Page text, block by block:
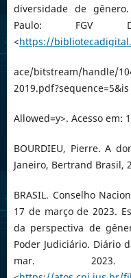
diversidade de
Paulo: FGV
<https://
ace/bitstream/handle/
2019.pdf?sequence=5&is
Allowed=y>. Acesso em:
BOURDIEU, Pierre. A
Janeiro, Bertrand Brasil,
BRASIL. Conselho
17 de março de 2023.
da perspectiva de
Poder Judiciário. Diário
mar.